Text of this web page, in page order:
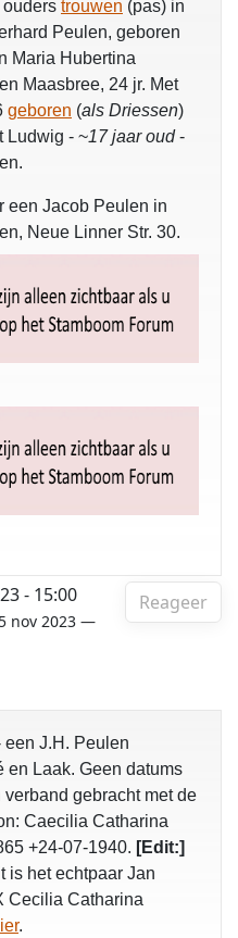
trouwen (pas) in
Peulen, geboren
Maria Hubertina
Maasbree, 24 jr. Met
geboren (als Driessen)
Ludwig - ~17 jaar oud-
een Jacob Peulen in
Neue Linner Str. 30.
Reageer
- 15:00
nov 2023 —
een J.H. Peulen
en Laak. Geen datums
verband gebracht met de
Caecilia Catharina
+24-07-1940. [Edit:]
is het echtpaar Jan
Cecilia Catharina
.